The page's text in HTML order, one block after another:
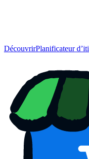
DécouvrirPlanificateur